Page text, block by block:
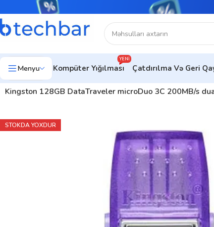
Menyu Kompüter Yığılması
YENI
Çatdırılma Və Geri
Ev Kompüter aksesuarları
Kingston 128GB DataTraveler microDuo 3C 200MB/s
STOKDA YOXDUR